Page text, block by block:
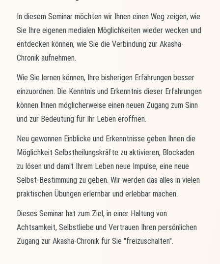
In diesem Seminar möchten wir Ihnen einen Weg zeigen, wie
Sie Ihre eigenen medialen Möglichkeiten wieder wecken und
entdecken können, wie Sie die Verbindung zur Akasha-
Chronik aufnehmen.
Wie Sie lernen können, Ihre bisherigen Erfahrungen besser
einzuordnen. Die Kenntnis und Erkenntnis dieser Erfahrungen
können Ihnen möglicherweise einen neuen Zugang zum Sinn
und zur Bedeutung für Ihr Leben eröffnen.
Neu gewonnen Einblicke und Erkenntnisse geben Ihnen die
Möglichkeit Selbstheilungskräfte zu aktivieren, Blockaden
zu lösen und damit Ihrem Leben neue Impulse, eine neue
Selbst-Bestimmung zu geben. Wir werden das alles in vielen
praktischen Übungen erlernbar und erlebbar machen.
Dieses Seminar hat zum Ziel, in einer Haltung von
Achtsamkeit, Selbstliebe und Vertrauen Ihren persönlichen
Zugang zur Akasha-Chronik für Sie "freizuschalten".